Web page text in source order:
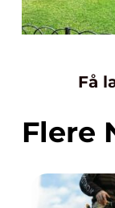
Få
Flere